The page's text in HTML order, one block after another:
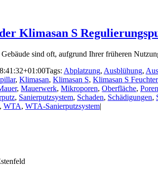
Klimasan S
sind oft, aufgrund Ihrer früheren
Tags: Abplatzung, Ausblühung,
, Klimasan, Klimasan S, Klimasan S
, Mauerwerk, Mikroporen, Oberfläche, Poren
, Sanierputzsystem, Schaden, Schädigungen,
, WTA, WTA-Sanierputzsystem|